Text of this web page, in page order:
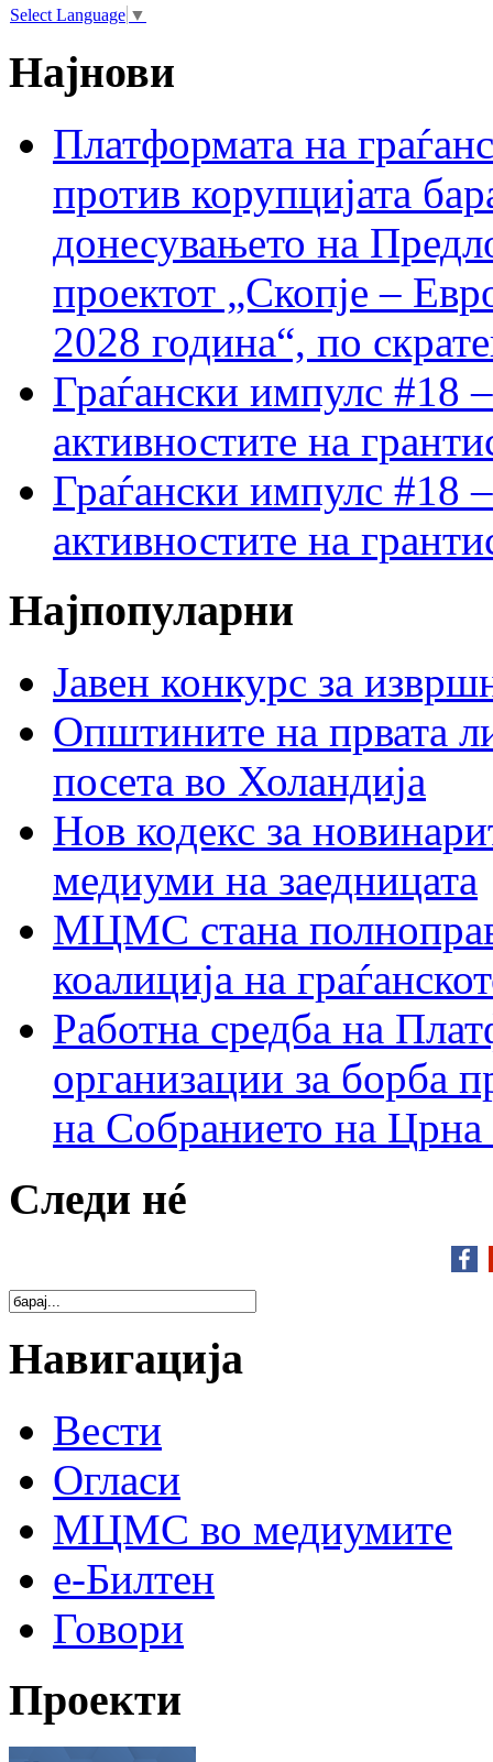
Select Language ▼
Најнови
Платформата на
против корупцијата
донесувањето на
проектот „Скопје –
2028 година“, по
Граѓански импулс #18
активностите на
Граѓански импулс #18
активностите на
Најпопуларни
Јавен конкурс за
Општините на првата
посета во Холандија
Нов кодекс за
медиуми на заедницата
МЦМС стана
коалиција на
Работна средба на
организации за борба
на Собранието на Црна
Следи нé
Навигација
Вести
Огласи
МЦМС во медиумите
е-Билтен
Говори
Проекти